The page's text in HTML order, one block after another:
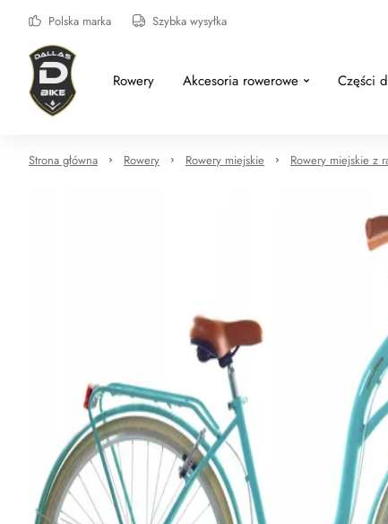
Polska marka Szybka wysyłka
Rowery Akcesoria rowerowe Części
Strona główna Rowery Rowery miejskie Rowery miejskie z